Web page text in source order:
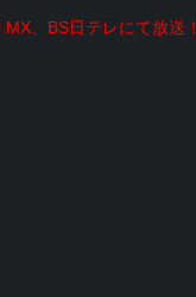
、BS日テレにて放送！